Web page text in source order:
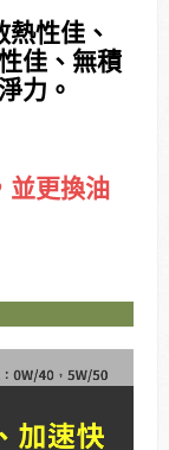
性佳、
佳、無積
力。
並更換油